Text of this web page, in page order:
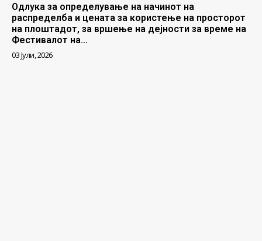
Одлука за определување на начинот на
распределба и цената за користење на просторот
на плоштадот, за вршење на дејности за време на
Фестивалот на...
03 Јули, 2026